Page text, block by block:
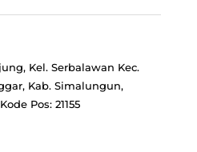
Kel. Serbalawan Kec.
Kab. Simalungun,
Pos: 21155